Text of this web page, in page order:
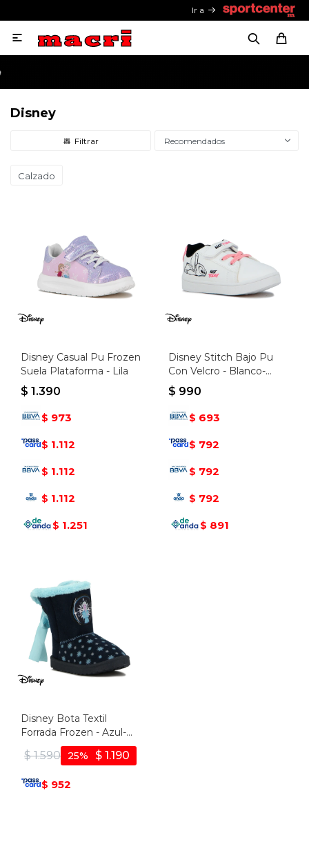
Ir a

Disney
Recomendados
Calzado
Disney Casual Pu Frozen
Suela Plataforma - Lila
$ 1.390
$ 973
$ 1.112
$ 1.112
$ 1.112
$ 1.251
Disney Stitch Bajo Pu
Con Velcro - Blanco-
rosado
$ 990
$ 693
$ 792
$ 792
$ 792
$ 891
Disney Bota Textil
Forrada Frozen - Azul-
$ 1.590 $ 1.190
25
$ 952